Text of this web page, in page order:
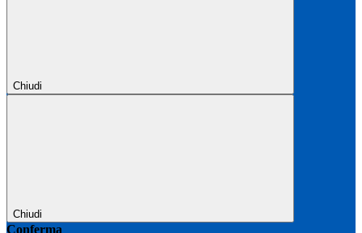
Chiudi
Chiudi
Conferma